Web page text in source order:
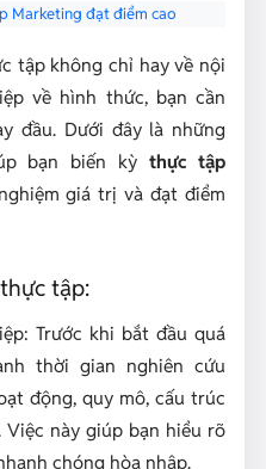
Marketing đạt điểm cao
tập không chỉ hay về nội
về hình thức, bạn cần
đầu. Dưới đây là những
bạn biến kỳthực tập
giá trị và đạt điểm
tập:
Trước khi bắt đầu quá
thời gian nghiên cứu
động, quy mô, cấu trúc
Việc này giúp bạn hiểu rõ
chóng hòa nhập.